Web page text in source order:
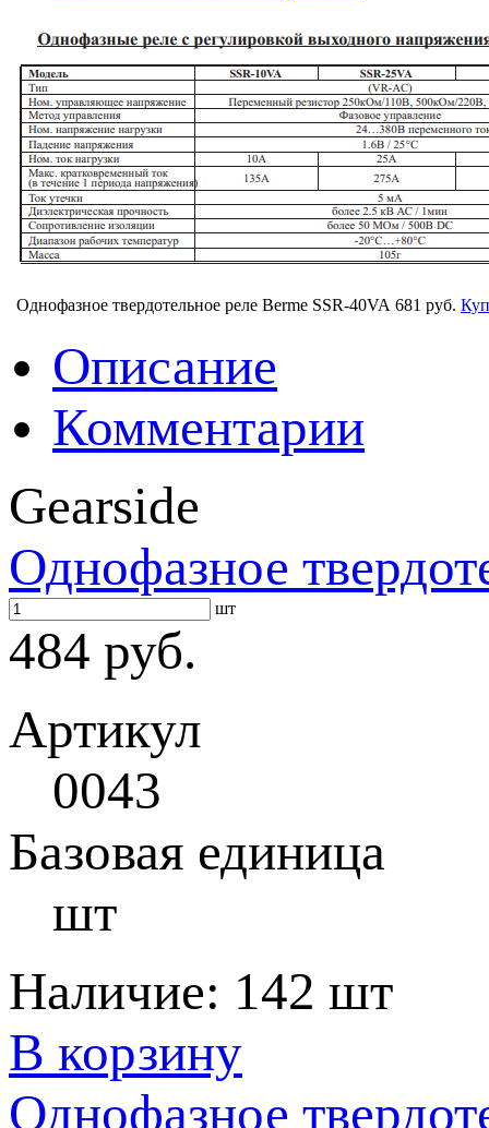
Однофазное твердотельное реле Berme SSR-40VA 681 руб.
Описание
Комментарии
Gearside
Однофазное
шт
484 руб.
Артикул
0043
Базовая единица
шт
Наличие: 142 шт
В корзину
Однофазное